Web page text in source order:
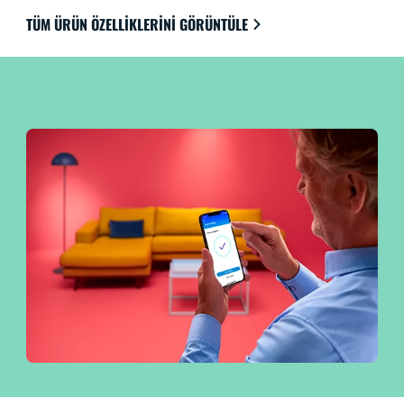
TÜM ÜRÜN ÖZELLIKLERINI GÖRÜNTÜLE